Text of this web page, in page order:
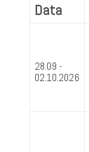
Data
28.09 -
02.10.2026